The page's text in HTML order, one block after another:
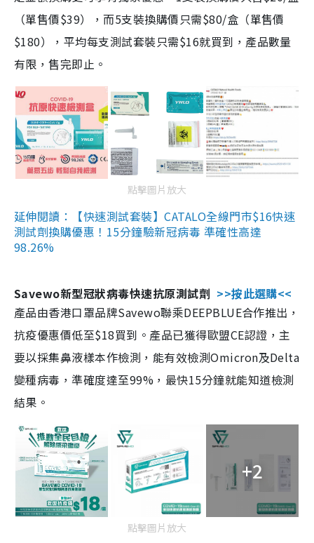
（單售價$39），而5支裝換購價只需$80/盒（單售價
$180），平均每支測試套裝只需$16就買到，產品數量
有限，售完即止。
點擊圖片放大
延伸閱讀：【快速測試套裝】CATALO全線門市$16快速
測試劑換購優惠！15分鐘驗新冠病毒 準確性高達
98.26%
Savewo新型冠狀病毒快速抗原測試劑 >>按此選購<<
產品由香港口罩品牌Savewo聯乘DEEPBLUE合作推出，
抗疫優惠價低至$18買到。產品已獲得歐盟CE認證，主
要以採集鼻液樣本作檢測，能有效檢測Omicron及Delta
變種病毒，準確度達至99%，最快15分鐘就能知道檢測
結果。
+2
點擊圖片放大